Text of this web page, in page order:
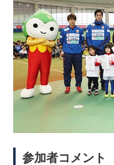
参加者コメント